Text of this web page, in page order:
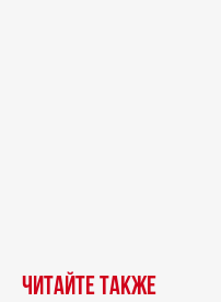
Читайте также